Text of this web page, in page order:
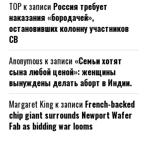
ТОР к записи Россия требует
наказания «бородачей»,
остановивших колонну участников
СВ
Anonymous к записи «Семьи хотят
сына любой ценой»: женщины
вынуждены делать аборт в Индии.
Margaret Kingк записи French-backed
chip giant surrounds Newport Wafer
Fab as bidding war looms